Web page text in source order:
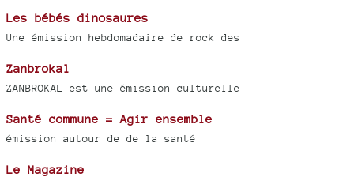
Les bébés dinosaures
Une émission hebdomadaire de rock des
Zanbrokal
ZANBROKAL est une émission culturelle
Santé commune = Agir ensemble
émission autour de de la santé
Le Magazine